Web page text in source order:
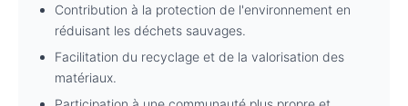
Contribution à la protection de l'environnement en
réduisant les déchets sauvages.
Facilitation du recyclage et de la valorisation des
matériaux.